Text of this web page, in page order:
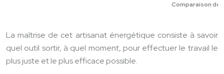
Comparaison
La maîtrise de cet artisanat énergétique consiste à savoir
quel outil sortir, à quel moment, pour effectuer le travail le
plus juste et le plus efficace possible.